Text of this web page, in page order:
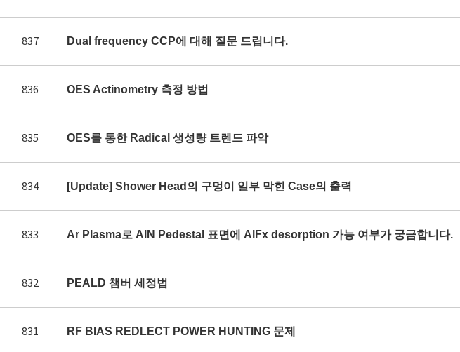
837 Dual frequency CCP에 대해 질문 드립니다.
836 OES Actinometry 측정 방법
835 OES를 통한 Radical 생성량 트렌드 파악
834 [Update] Shower Head의 구멍이 일부 막힌 Case의 출력
833 Ar Plasma로 AlN Pedestal 표면에 AlFx desorption 가능 여부가 궁금합니다.
832 PEALD 챔버 세정법
831 RF BIAS REDLECT POWER HUNTING 문제